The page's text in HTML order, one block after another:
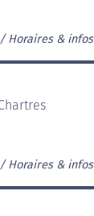
Horaires & infos
Horaires & infos